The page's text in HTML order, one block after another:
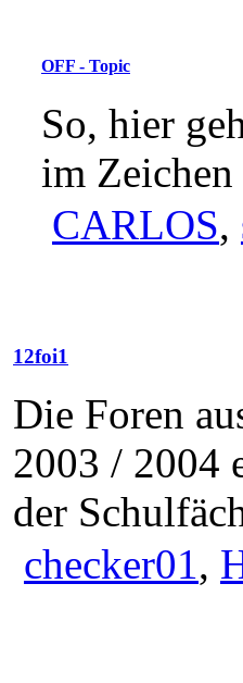
OFF - Topic
So, hier
im Zeichen
CARLOS,
12foi1
Die Foren
2003 / 2004
der
checker01,